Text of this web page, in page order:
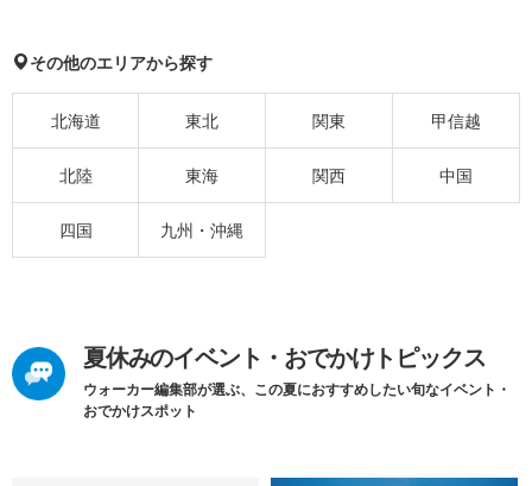
その他のエリアから探す
北海道 東北 関東 甲信越
北陸 東海 関西 中国
四国 九州・沖縄
夏休みのイベント・おでかけトピックス
ウォーカー編集部が選ぶ、この夏におすすめしたい旬なイベント・
おでかけスポット